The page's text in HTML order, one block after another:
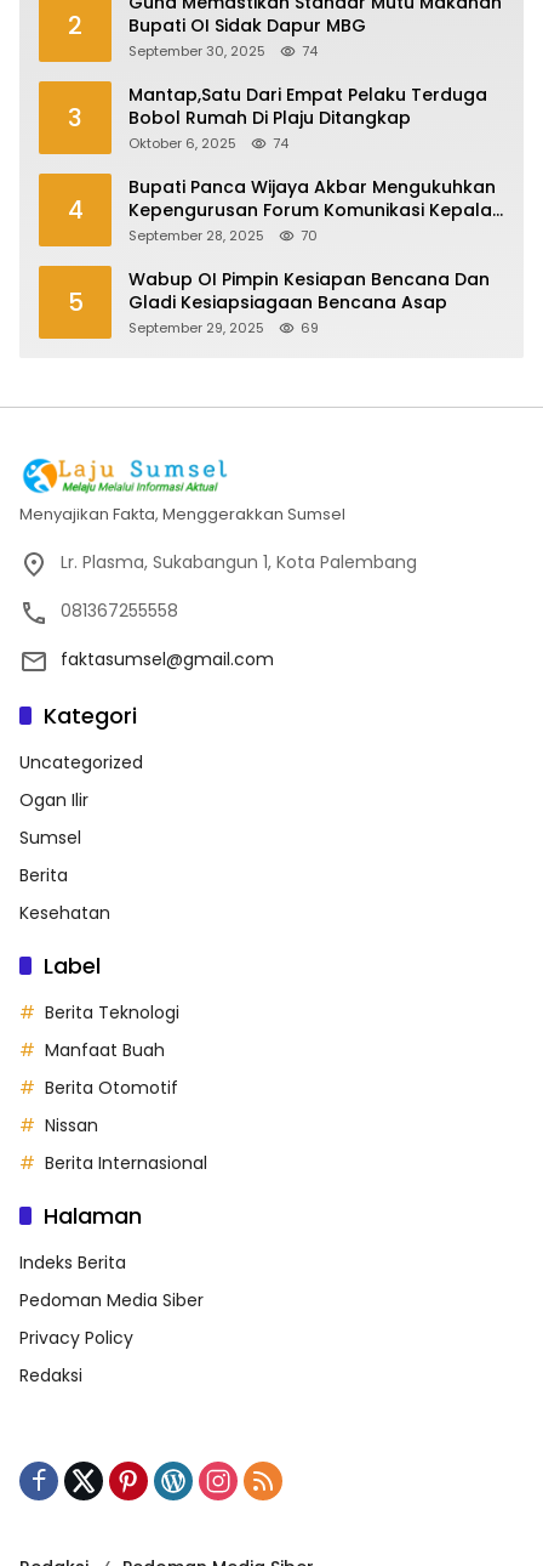
2
Bupati OI Sidak Dapur MBG
September 30, 2025 74
3
Mantap,Satu Dari Empat Pelaku Terduga
Bobol Rumah Di Plaju Ditangkap
Oktober 6, 2025 74
4
Bupati Panca Wijaya Akbar Mengukuhkan
Kepengurusan Forum Komunikasi Kepala
Desa Kabupaten Ogan Ilir Periode 2025-
September 28, 2025 70
5
Wabup OI Pimpin Kesiapan Bencana Dan
Gladi Kesiapsiagaan Bencana Asap
September 29, 2025 69
Menyajikan Fakta, Menggerakkan Sumsel
Lr. Plasma, Sukabangun 1, Kota Palembang
081367255558
faktasumsel@gmail.com
Kategori
Uncategorized
Ogan Ilir
Sumsel
Berita
Kesehatan
Label
Berita Teknologi
Manfaat Buah
Berita Otomotif
Nissan
Berita Internasional
Halaman
Indeks Berita
Pedoman Media Siber
Privacy Policy
Redaksi